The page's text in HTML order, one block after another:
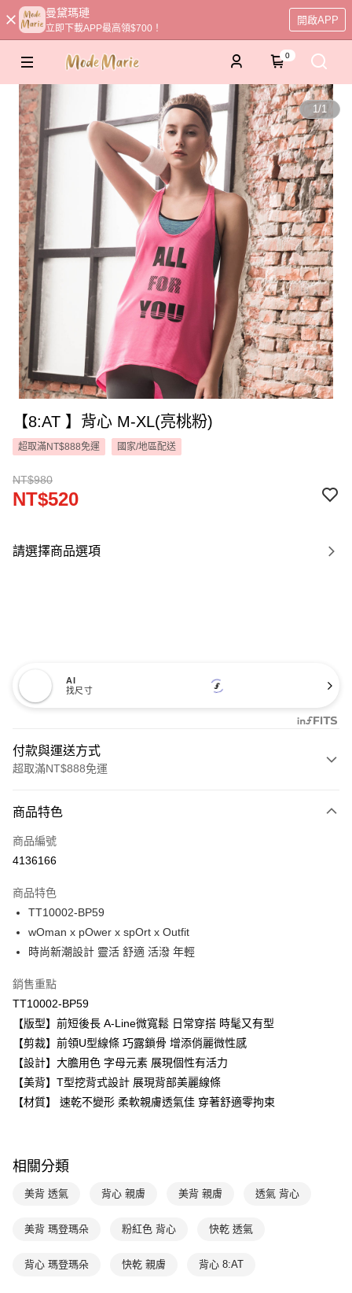
曼黛瑪璉
立即下載APP最高領$700！
開啟APP
0
1/1
【8:AT 】背心 M-XL(亮桃粉)
超取滿NT$888免運 國家/地區配送
NT$980
NT$520
請選擇商品選項
AI
找尺寸
付款與運送方式
超取滿NT$888免運
信用卡一次付款
信用卡分期付款
合作金庫商業銀行
華南商業銀行
上海商業儲蓄銀行
國泰世華商業銀行
兆豐國際商業銀行
匯豐（台灣）商業銀行
聯邦商業銀行
元大商業銀行
永豐商業銀行
台新國際商業銀行
中國信託商業銀行
台灣樂天信用卡公司
LINE Pay
悠遊付
全盈+PAY
AFTEE先享後付
相關說明
【關於「AFTEE先享後付」】
AFTEE先享後付是「在收到商品之後才付款」的支付方式。 讓您購物簡單
３．安心：先確認商品／服務後，再付款。
【「AFTEE先享後付」結帳流程】
１．於結帳方式選擇「AFTEE先享後付」後，將跳轉至「AFTEE先享後付」
２．訂單成立數日內，您將收到繳費通知簡訊。
ATM／網路銀行／等多元方式進行付款，方視為交易完成。
※ 請注意：結帳手續完成當下不需立刻繳費，但若您需要取消訂單，請聯絡
ATM付款
全家取貨付款$888免運-以PackAge+配客嘉循環箱包裝寄出
每筆NT$90，滿NT$888(含以上)免運費
每筆NT$90，滿NT$888(含以上)免運費
萊爾富取貨付款
商品特色
商品編號
4136166
商品特色
TT10002-BP59
wOman x pOwer x spOrt x Outfit
時尚新潮設計 靈活 舒適 活潑 年輕
銷售重點
TT10002-BP59
【版型】前短後長 A-Line微寬鬆 日常穿搭 時髦又有型
【剪裁】前領U型線條 巧露鎖骨 增添俏麗微性感
【設計】大膽用色 字母元素 展現個性有活力
【美背】T型挖背式設計 展現背部美麗線條
【材質】 速乾不變形 柔軟親膚透氣佳 穿著舒適零拘束
相關分類
美背 透氣 背心 親膚 美背 親膚 透氣 背心
美背 瑪登瑪朵 粉紅色 背心 快乾 透氣
背心 瑪登瑪朵 快乾 親膚 背心 8:AT